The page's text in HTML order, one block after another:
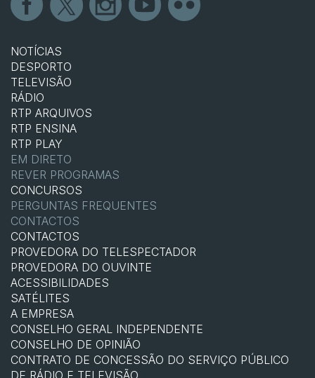
NOTÍCIAS
DESPORTO
TELEVISÃO
RÁDIO
RTP ARQUIVOS
RTP ENSINA
RTP PLAY
EM DIRETO
REVER PROGRAMAS
CONCURSOS
PERGUNTAS FREQUENTES
CONTACTOS
CONTACTOS
PROVEDORA DO TELESPECTADOR
PROVEDORA DO OUVINTE
ACESSIBILIDADES
SATÉLITES
A EMPRESA
CONSELHO GERAL INDEPENDENTE
CONSELHO DE OPINIÃO
CONTRATO DE CONCESSÃO DO SERVIÇO PÚBLICO